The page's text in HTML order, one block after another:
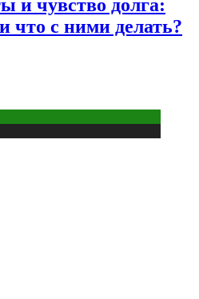
и чувство долга:
что с ними делать?